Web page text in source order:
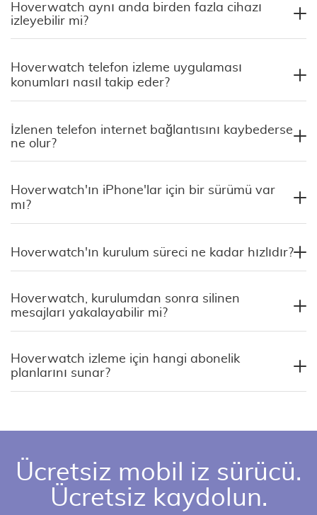
Hoverwatch aynı anda birden fazla cihazı
izleyebilir mi?
Hoverwatch telefon izleme uygulaması
konumları nasıl takip eder?
İzlenen telefon internet bağlantısını kaybederse
ne olur?
Hoverwatch'ın iPhone'lar için bir sürümü var
mı?
Hoverwatch'ın kurulum süreci ne kadar hızlıdır?
Hoverwatch, kurulumdan sonra silinen
mesajları yakalayabilir mi?
Hoverwatch izleme için hangi abonelik
planlarını sunar?
Ücretsiz mobil iz sürücü.
Ücretsiz kaydolun.